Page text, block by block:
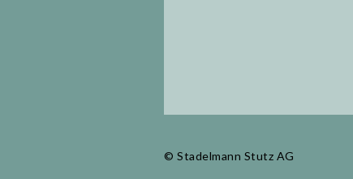
© Stadelmann Stutz AG